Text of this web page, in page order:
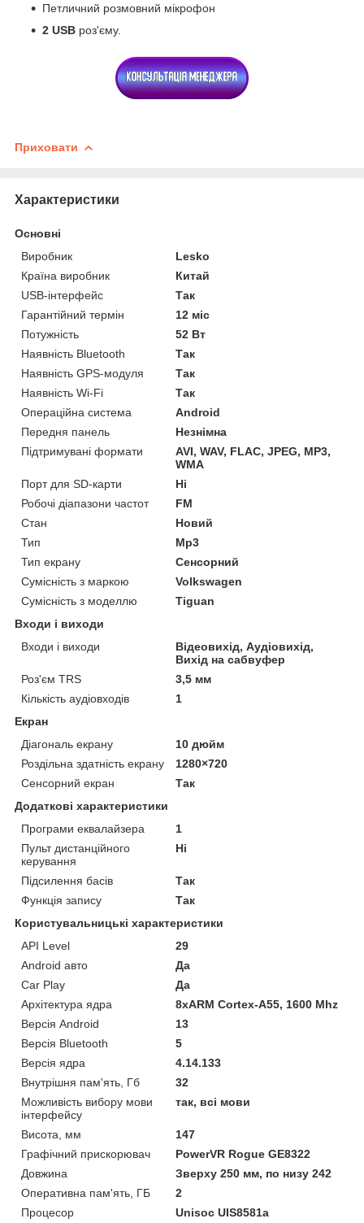
Петличний розмовний мікрофон
2 USB роз'єму.
Приховати
Характеристики
Основні
Виробник
Lesko
Країна виробник
Китай
USB-інтерфейс
Так
Гарантійний термін
12 міс
Потужність
52 Вт
Наявність Bluetooth
Так
Наявність GPS-модуля
Так
Наявність Wi-Fi
Так
Операційна система
Android
Передня панель
Незнімна
Підтримувані формати
AVI, WAV, FLAC, JPEG, MP3,
WMA
Порт для SD-карти
Ні
Робочі діапазони частот
FM
Стан
Новий
Тип
Mp3
Тип екрану
Сенсорний
Сумісність з маркою
Volkswagen
Сумісність з моделлю
Tiguan
Входи і виходи
Входи і виходи
Відеовихід, Аудіовихід,
Вихід на сабвуфер
Роз'єм TRS
3,5 мм
Кількість аудіовходів
1
Екран
Діагональ екрану
10 дюйм
Роздільна здатність екрану
1280×720
Сенсорний екран
Так
Додаткові характеристики
Програми еквалайзера
1
Пульт дистанційного
керування
Ні
Підсилення басів
Так
Функція запису
Так
Користувальницькі характеристики
API Level
29
Android авто
Да
Car Play
Да
Архітектура ядра
8хARM Cortex-A55, 1600 Mhz
Версія Android
13
Версія Bluetooth
5
Версія ядра
4.14.133
Внутрішня пам'ять, Гб
32
Можливість вибору мови
інтерфейсу
так, всі мови
Висота, мм
147
Графічний прискорювач
PowerVR Rogue GE8322
Довжина
Зверху 250 мм, по низу 242
Оперативна пам'ять, ГБ
2
Процесор
Unisoc UIS8581a